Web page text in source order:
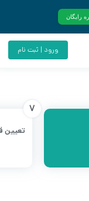
ورود | ثبت نام
7
تعیین